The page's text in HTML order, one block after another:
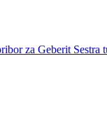
za Geberit Sestra